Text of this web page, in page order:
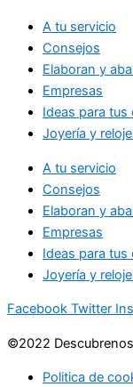
A tu servicio
Consejos
Elaboran y
Empresas
Ideas para tus
Joyería y
A tu servicio
Consejos
Elaboran y
Empresas
Ideas para tus
Joyería y
Facebook Twitter
©2022
Politica de